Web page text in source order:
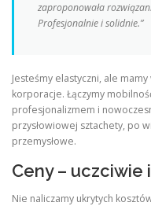
zaproponowała
Profesjonalnie i solidnie.”
Jesteśmy elastyczni, ale
korporacje. Łączymy
profesjonalizmem i
przysłowiowej sztachety, po
przemysłowe.
Ceny – uczciwie
Nie naliczamy ukrytych